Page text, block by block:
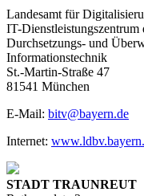
Landesamt für
IT-Dienstleistungszentrum
Durchsetzungs- und
Informationstechnik
St.-Martin-Straße 47
81541 München
E-Mail: bitv@bayern.de
Internet:
STADT TRAUNREUT